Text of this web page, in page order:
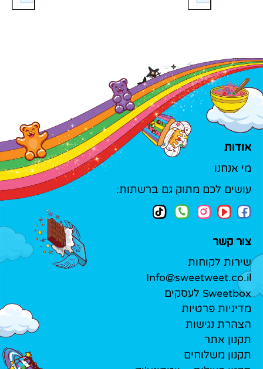
אודות
מי אנחנו
עושים לכם מתוק גם ברשתות:
צור קשר
שירות לקוחות
Info@sweetweet.co.il
Sweetbox לעסקים
מדיניות פרטיות
הצהרת נגישות
תקנון אתר
תקנון משלוחים